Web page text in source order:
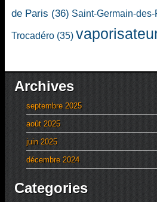
de Paris (36) Saint-Germain-des-
Trocadéro (35)
Archives
septembre 2025
août 2025
juin 2025
décembre 2024
Categories